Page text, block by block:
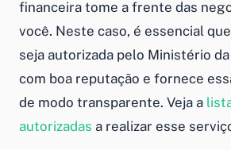
financeira tome a frente das
você. Neste caso, é essencial
seja autorizada pelo Ministério
com boa reputação e fornece
de modo transparente. Veja a
autorizadas a realizar esse